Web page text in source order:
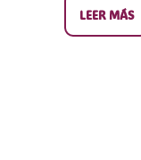
LEER MÁS